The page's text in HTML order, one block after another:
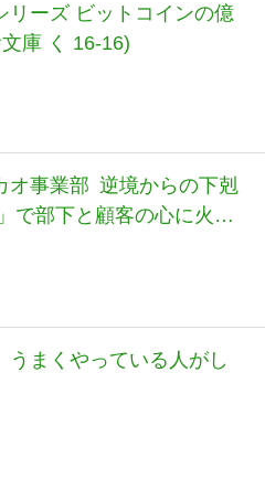
リーズ ビットコインの億
庫 く 16-16)
オ事業部 逆境からの下剋
で部下と顧客の心に火を
ビジネス新書)
うまくやっている人がし